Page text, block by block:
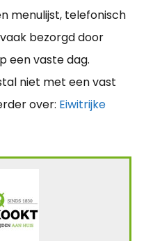
menulijst, telefonisch
bezorgd door
een vaste dag.
niet met een vast
over: Eiwitrijke